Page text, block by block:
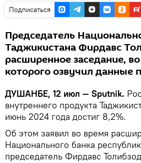
Подписаться
Председатель
Таджикистана Фирдавс
расширенное заседание,
которого озвучил данные
ДУШАНБЕ, 12 июл — Sputnik.
внутреннего продукта
июнь 2024 года достиг 8,2%.
Об этом заявил во время
Национального банка
председатель Фирдавс